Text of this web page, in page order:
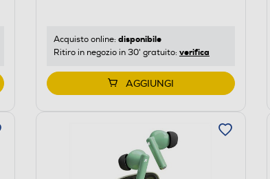
Acquisto online: disponibile
Ritiro in negozio in 30' gratuito: verifica
AGGIUNGI